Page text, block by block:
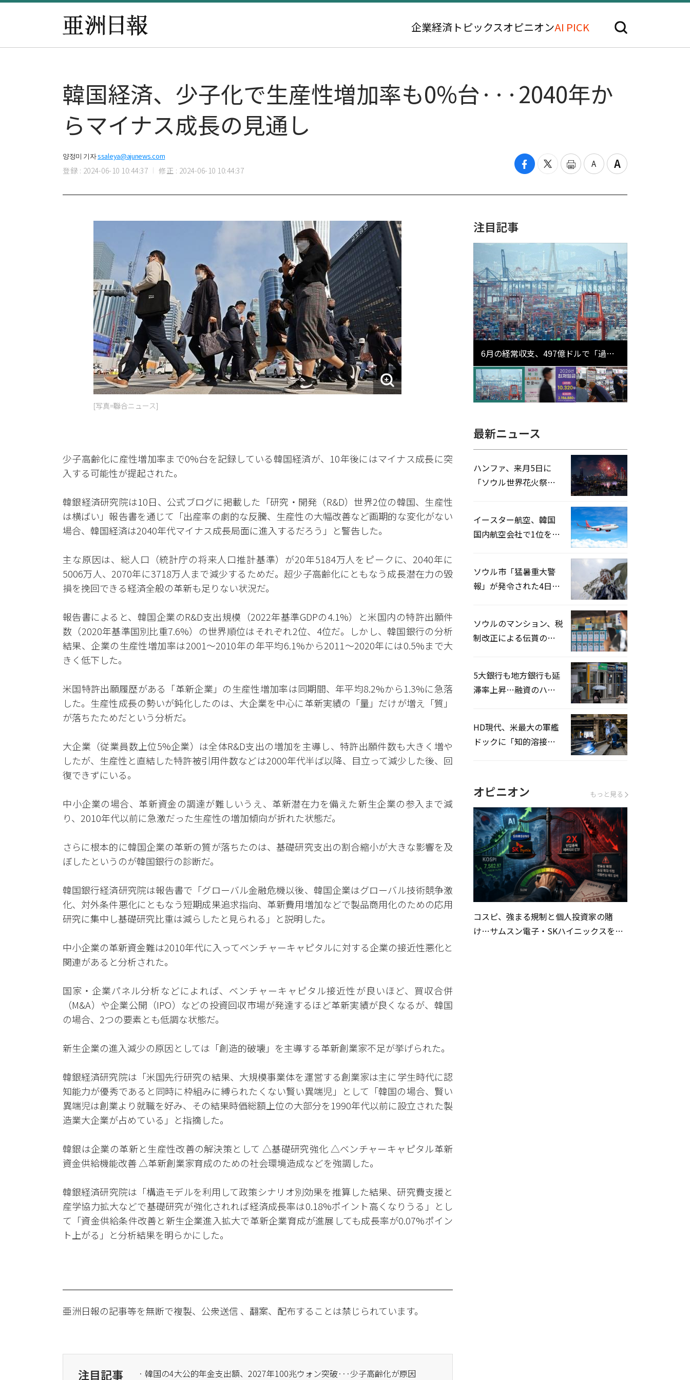
企業経済 トピックスオピニオンAI PICK
韓国経済、少子化で生産性増加率も0%台···2040年か
らマイナス成長の見通し
양정미 기자ssaleya@ajunews.com
登録 : 2024-06-10 10:44:37 修正 : 2024-06-10 10:44:37
[写真=聯合ニュース]
少子高齢化に産性増加率まで0%台を記録している韓国経済が、10年後にはマイナス成長に突
入する可能性が提起された。
韓銀経済研究院は10日、公式ブログに掲載した「研究・開発（R&D）世界2位の韓国、生産性
は横ばい」報告書を通じて「出産率の劇的な反騰、生産性の大幅改善など画期的な変化がない
場合、韓国経済は2040年代マイナス成長局面に進入するだろう」と警告した。
主な原因は、総人口（統計庁の将来人口推計基準）が20年5184万人をピークに、2040年に
5006万人、2070年に3718万人まで減少するためだ。超少子高齢化にともなう成長潜在力の毀
損を挽回できる経済全般の革新も足りない状況だ。
報告書によると、韓国企業のR&D支出規模（2022年基準GDPの4.1%）と米国内の特許出願件
数（2020年基準国別比重7.6%）の世界順位はそれぞれ2位、4位だ。しかし、韓国銀行の分析
結果、企業の生産性増加率は2001～2010年の年平均6.1%から2011～2020年には0.5%まで大
きく低下した。
米国特許出願履歴がある「革新企業」の生産性増加率は同期間、年平均8.2%から1.3%に急落
した。生産性成長の勢いが鈍化したのは、大企業を中心に革新実績の「量」だけが増え「質」
が落ちたためだという分析だ。
大企業（従業員数上位5%企業）は全体R&D支出の増加を主導し、特許出願件数も大きく増や
したが、生産性と直結した特許被引用件数などは2000年代半ば以降、目立って減少した後、回
復できずにいる。
中小企業の場合、革新資金の調達が難しいうえ、革新潜在力を備えた新生企業の参入まで減
り、2010年代以前に急激だった生産性の増加傾向が折れた状態だ。
さらに根本的に韓国企業の革新の質が落ちたのは、基礎研究支出の割合縮小が大きな影響を及
ぼしたというのが韓国銀行の診断だ。
韓国銀行経済研究院は報告書で「グローバル金融危機以後、韓国企業はグローバル技術競争激
化、対外条件悪化にともなう短期成果追求指向、革新費用増加などで製品商用化のための応用
研究に集中し基礎研究比重は減らしたと見られる」と説明した。
中小企業の革新資金難は2010年代に入ってベンチャーキャピタルに対する企業の接近性悪化と
関連があると分析された。
国家・企業パネル分析などによれば、ベンチャーキャピタル接近性が良いほど、買収合併
（M&A）や企業公開（IPO）などの投資回収市場が発達するほど革新実績が良くなるが、韓国
の場合、2つの要素とも低調な状態だ。
新生企業の進入減少の原因としては「創造的破壊」を主導する革新創業家不足が挙げられた。
韓銀経済研究院は「米国先行研究の結果、大規模事業体を運営する創業家は主に学生時代に認
知能力が優秀であると同時に枠組みに縛られたくない賢い異端児」として「韓国の場合、賢い
異端児は創業より就職を好み、その結果時価総額上位の大部分を1990年代以前に設立された製
造業大企業が占めている」と指摘した。
韓銀は企業の革新と生産性改善の解決策として △基礎研究強化 △ベンチャーキャピタル革新
資金供給機能改善 △革新創業家育成のための社会環境造成などを強調した。
韓銀経済研究院は「構造モデルを利用して政策シナリオ別効果を推算した結果、研究費支援と
産学協力拡大などで基礎研究が強化されれば経済成長率は0.18%ポイント高くなりうる」とし
て「資金供給条件改善と新生企業進入拡大で革新企業育成が進展しても成長率が0.07%ポイン
ト上がる」と分析結果を明らかにした。
亜洲日報の記事等を無断で複製、公衆送信 、翻案、配布することは禁じられています。
注目記事 · 韓国の4大公的年金支出額、2027年100兆ウォン突破···少子高齢化が原因
注目記事
6月の経常収支、497億ドルで「過去
最大」…輸出が初の1000億ドル突破
最新ニュース
ハンファ、来月5日に
「ソウル世界花火祭り
イースター航空、韓国
国内航空会社で1位を記
ソウル市「猛暑重大警
報」が発令された4日、
ソウルのマンション、税
制改正による伝貰の月
5大銀行も地方銀行も延
滞率上昇…融資のハー
HD現代、米最大の軍艦
ドックに「知的溶接」
オピニオン もっと見る
コスピ、強まる規制と個人投資家の賭
け…サムスン電子・SKハイニックスを巡